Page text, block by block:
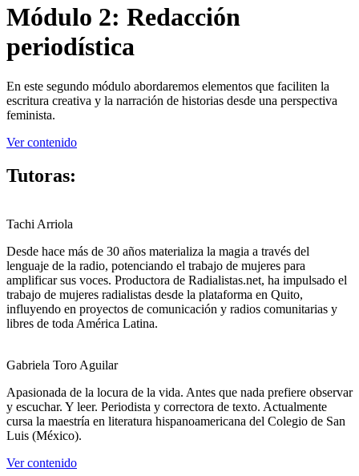
Módulo 2: Redacción
periodística
En este segundo módulo abordaremos elementos que faciliten la
escritura creativa y la narración de historias desde una perspectiva
feminista.
Ver contenido
Tutoras:
Tachi Arriola
Desde hace más de 30 años materializa la magia a través del
lenguaje de la radio, potenciando el trabajo de mujeres para
amplificar sus voces. Productora de Radialistas.net, ha impulsado el
trabajo de mujeres radialistas desde la plataforma en Quito,
influyendo en proyectos de comunicación y radios comunitarias y
libres de toda América Latina.
Gabriela Toro Aguilar
Apasionada de la locura de la vida. Antes que nada prefiere observar
y escuchar. Y leer. Periodista y correctora de texto. Actualmente
cursa la maestría en literatura hispanoamericana del Colegio de San
Luis (México).
Ver contenido